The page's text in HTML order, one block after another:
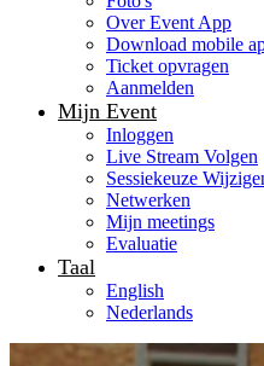
Over Event App
Download mobile
Ticket opvragen
Aanmelden
Mijn Event
Inloggen
Live Stream Volgen
Sessiekeuze
Netwerken
Mijn meetings
Evaluatie
Taal
English
Nederlands